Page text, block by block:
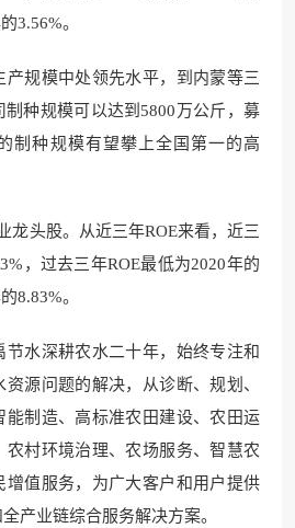
3.56%。
产规模中处领先水平，到内蒙等三
种规模可以达到5800万公斤，募
制种规模有望攀上全国第一的高
龙头股。从近三年ROE来看，近三
，过去三年ROE最低为2020年的
8.83%。
节水深耕农水二十年，始终专注和
源问题的解决，从诊断、规划、
能制造、高标准农田建设、农田运
农村环境治理、农场服务、智慧农
增值服务，为广大客户和用户提供
产业链综合服务解决方案。